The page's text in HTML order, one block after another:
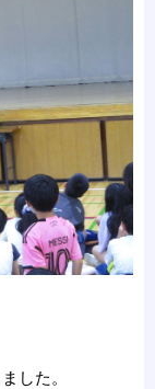
した。